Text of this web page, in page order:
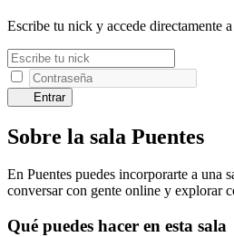
Escribe tu nick y accede directamente a
Entrar
Sobre la sala Puentes
En Puentes puedes incorporarte a una
conversar con gente online y explorar
Qué puedes hacer en esta sala